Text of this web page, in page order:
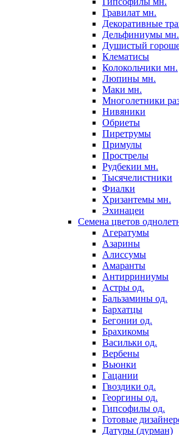
Гравилат мн.
Декоративные
Дельфиниумы мн.
Душистый
Клематисы
Колокольчики мн.
Люпины мн.
Маки мн.
Многолетники
Нивяники
Обриеты
Пиретрумы
Примулы
Прострелы
Рудбекии мн.
Тысячелистники
Фиалки
Хризантемы мн.
Эхинацеи
Семена цветов
Агератумы
Азарины
Алиссумы
Амаранты
Антирриниумы
Астры од.
Бальзамины од.
Бархатцы
Бегонии од.
Брахикомы
Васильки од.
Вербены
Вьюнки
Гацании
Гвоздики од.
Георгины од.
Гипсофилы од.
Готовые
Датуры (дурман)